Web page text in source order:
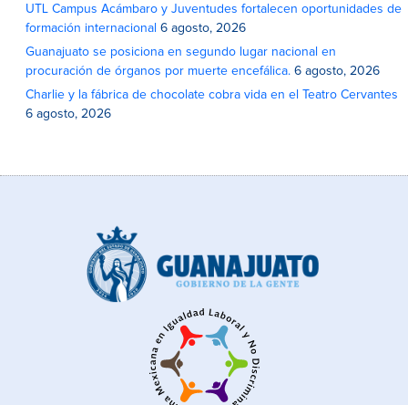
UTL Campus Acámbaro y Juventudes fortalecen oportunidades de
formación internacional 6 agosto, 2026
Guanajuato se posiciona en segundo lugar nacional en
procuración de órganos por muerte encefálica. 6 agosto, 2026
Charlie y la fábrica de chocolate cobra vida en el Teatro Cervantes
6 agosto, 2026